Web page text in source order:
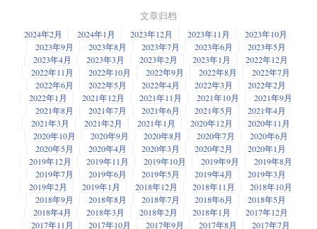
文章归档
2024年2月 2024年1月 2023年12月 2023年11月
2023年10月
2023年9月
2023年8月 2023年7月 2023年6月
2023年5月
2023年4月
2023年3月 2023年2月 2023年1月
2022年12月
2022年11月
2022年10月 2022年9月 2022年8月
2022年7月
2022年6月
2022年5月 2022年4月 2022年3月
2022年2月
2022年1月
2021年12月 2021年11月 2021年10月
2021年9月
2021年8月
2021年7月 2021年6月 2021年5月
2021年4月
2021年3月
2021年2月 2021年1月 2020年12月
2020年11月
2020年10月
2020年9月 2020年8月 2020年7月
2020年6月
2020年5月
2020年4月 2020年3月 2020年2月
2020年1月
2019年12月
2019年11月 2019年10月 2019年9月
2019年8月
2019年7月
2019年6月 2019年5月 2019年4月
2019年3月
2019年2月
2019年1月 2018年12月 2018年11月
2018年10月
2018年9月
2018年8月 2018年7月 2018年6月
2018年5月
2018年4月
2018年3月 2018年2月 2018年1月
2017年12月
2017年11月
2017年10月 2017年9月 2017年8月
2017年7月